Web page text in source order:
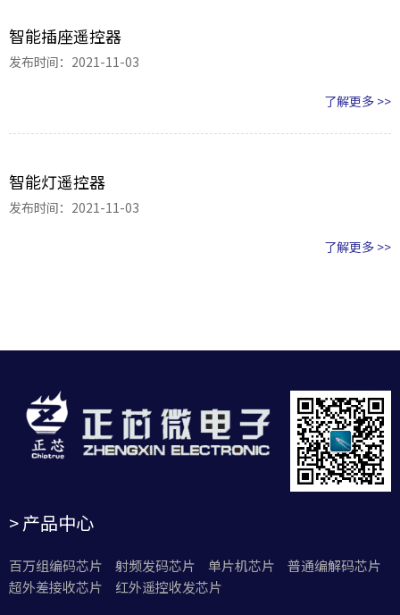
智能插座遥控器
发布时间：2021-11-03
了解更多 >>
智能灯遥控器
发布时间：2021-11-03
了解更多 >>
> 产品中心
百万组编码芯片 射频发码芯片 单片机芯片
普通编解码芯片
超外差接收芯片
红外遥控收发芯片